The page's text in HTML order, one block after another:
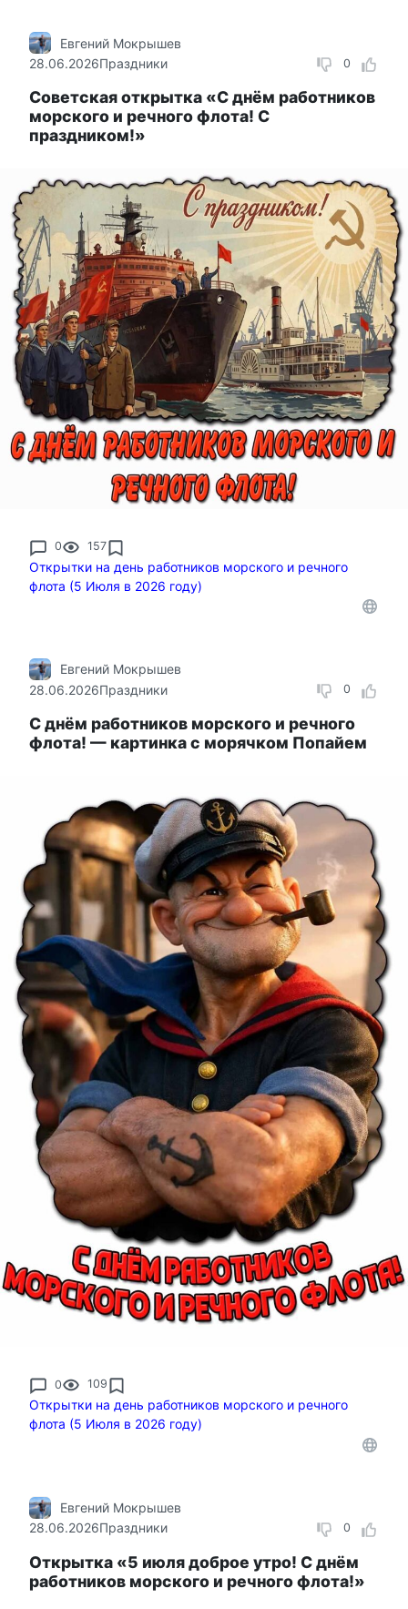
0
Евгений Мокрышев
28.06.2026Праздники
Советская открытка «C днём работников
морского и речного флота! С
праздником!»
0 157
Открытки на день работников морского и речного
флота (5 Июля в 2026 году)
0
Евгений Мокрышев
28.06.2026Праздники
C днём работников морского и речного
флота! — картинка с морячком Попайем
0 109
Открытки на день работников морского и речного
флота (5 Июля в 2026 году)
0
Евгений Мокрышев
28.06.2026Праздники
Открытка «5 июля доброе утро! С днём
работников морского и речного флота!»